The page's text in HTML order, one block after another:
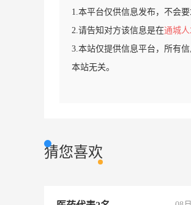
1.本平台仅供信息发布，不会
2.请告知对方该信息是在通城人
3.本站仅提供信息平台，所有
本站无关。
猜您喜欢